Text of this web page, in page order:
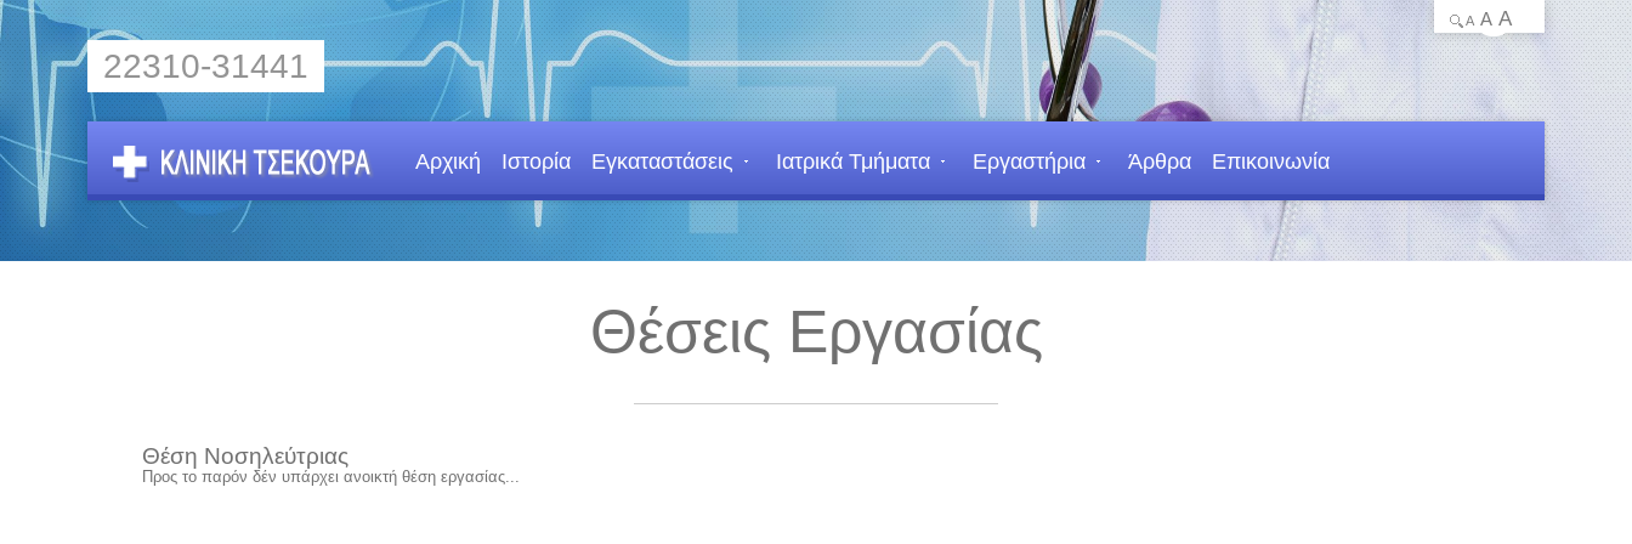
22310-31441
A A A
Αρχική Ιστορία Εγκαταστάσεις Ιατρικά Τμήματα Εργαστήρια Άρθρα Επικοινωνία
Θέσεις Εργασίας
Θέση Νοσηλεύτριας
Προς το παρόν δέν υπάρχει ανοικτή θέση εργασίας...